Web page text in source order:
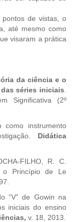
pontos de vistas, o
até mesmo como
visaram a prática
da ciência e o
séries iniciais
Significativa (2º
como instrumento
Didática
FILHO, R. C.
o Princípio de Le
“V” de Gowin na
iniciais do ensino
v. 18, 2013.